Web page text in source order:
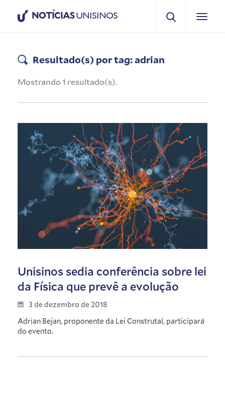
NOTÍCIASUNISINOS
Resultado(s) por tag: adrian
Mostrando 1 resultado(s).
Unisinos sedia conferência sobre lei
da Física que prevê a evolução
3 de dezembro de 2018
Adrian Bejan, proponente da Lei Construtal, participará
do evento.